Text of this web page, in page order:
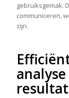
gebruiksgemak.
communiceren,
zijn.